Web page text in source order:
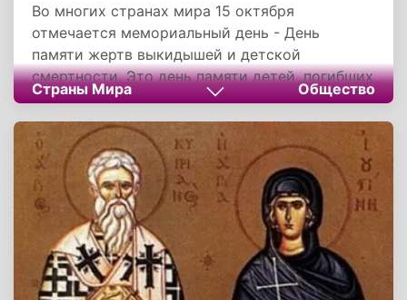
Во многих странах мира 15 октября
отмечается мемориальный день - День
памяти жертв выкидышей и детской
смертности. Это день памяти детей, погибших
в результате выкидыша, мертворожденных,
жертв синдрома внезапной детской смерти и
новорожденных, умерших по другим
причинам.
Страны Мира Общество